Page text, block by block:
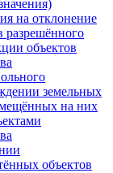
на отклонение
разрешённого
объектов
земельных
на них
объектов